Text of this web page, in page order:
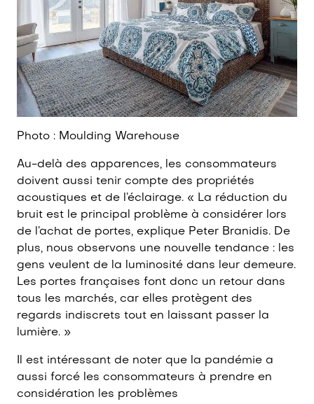
Photo : Moulding Warehouse
Au-delà des apparences, les consommateurs
doivent aussi tenir compte des propriétés
acoustiques et de l’éclairage. « La réduction du
bruit est le principal problème à considérer lors
de l’achat de portes, explique Peter Branidis. De
plus, nous observons une nouvelle tendance : les
gens veulent de la luminosité dans leur demeure.
Les portes françaises font donc un retour dans
tous les marchés, car elles protègent des
regards indiscrets tout en laissant passer la
lumière. »
Il est intéressant de noter que la pandémie a
aussi forcé les consommateurs à prendre en
considération les problèmes